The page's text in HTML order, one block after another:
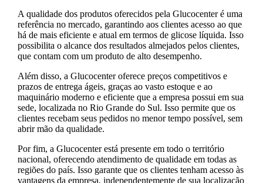
A qualidade dos produtos oferecidos pela Glucocenter é uma
referência no mercado, garantindo aos clientes acesso ao que
há de mais eficiente e atual em termos de glicose líquida. Isso
possibilita o alcance dos resultados almejados pelos clientes,
que contam com um produto de alto desempenho.
Além disso, a Glucocenter oferece preços competitivos e
prazos de entrega ágeis, graças ao vasto estoque e ao
maquinário moderno e eficiente que a empresa possui em sua
sede, localizada no Rio Grande do Sul. Isso permite que os
clientes recebam seus pedidos no menor tempo possível, sem
abrir mão da qualidade.
Por fim, a Glucocenter está presente em todo o território
nacional, oferecendo atendimento de qualidade em todas as
regiões do país. Isso garante que os clientes tenham acesso às
vantagens da empresa, independentemente de sua localização